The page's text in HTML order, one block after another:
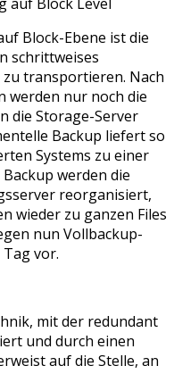
Block-Ebene ist die
schrittweises
transportieren. Nach
werden nur noch die
die Storage-Server
Backup liefert so
Systems zu einer
werden die
reorganisiert,
wieder zu ganzen Files
nun Vollbackup-
vor.
mit der redundant
und durch einen
auf die Stelle, an